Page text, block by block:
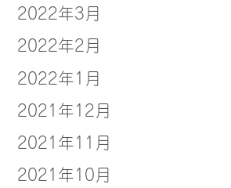
2022年3月
2022年2月
2022年1月
2021年12月
2021年11月
2021年10月